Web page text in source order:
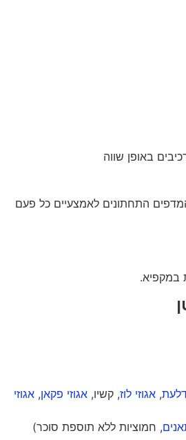
באופן שווה
במקפיא.
דלעת,אגוזי לוז, קשיו,אגוזי פקאן,אגוזי
, חמוציות ללא תוספת סוכר)